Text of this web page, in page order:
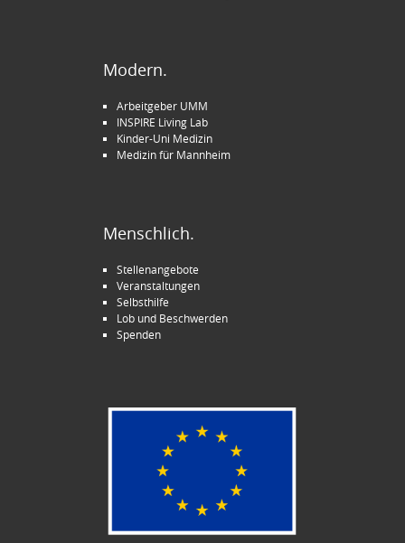
Modern.
Arbeitgeber UMM
INSPIRE Living Lab
Kinder-Uni Medizin
Medizin für Mannheim
Menschlich.
Stellenangebote
Veranstaltungen
Selbsthilfe
Lob und Beschwerden
Spenden